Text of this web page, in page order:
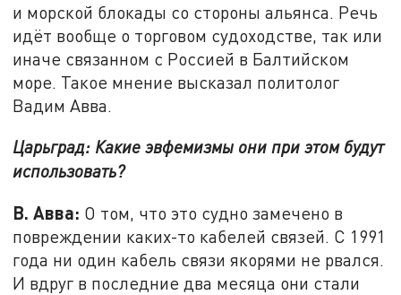
и морской блокады со стороны альянса. Речь
идёт вообще о торговом судоходстве, так или
иначе связанном с Россией в Балтийском
море. Такое мнение высказал политолог
Вадим Авва.
Царьград: Какие эвфемизмы они при этом будут
использовать?
В. Авва: О том, что это судно замечено в
повреждении каких-то кабелей связей. С 1991
года ни один кабель связи якорями не рвался.
И вдруг в последние два месяца они стали